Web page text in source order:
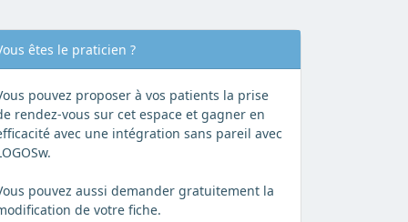
êtes le praticien ?
pouvez proposer à vos patients la prise
rendez-vous sur cet espace et gagner en
avec une intégration sans pareil avec
pouvez aussi demander gratuitement la
de votre fiche.